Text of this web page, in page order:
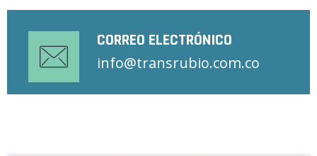
CORREO ELECTRÓNICO
info@transrubio.com.co